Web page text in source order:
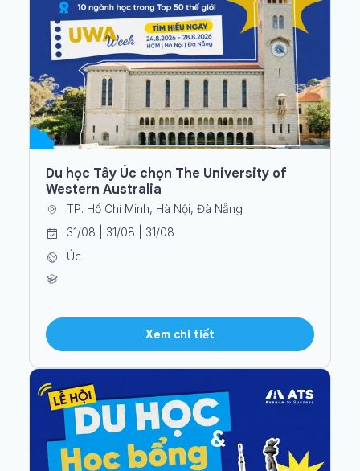
Du học Tây Úc chọn The University of
Western Australia
TP. Hồ Chí Minh, Hà Nội, Đà Nẵng
31/08 | 31/08 | 31/08
Úc
Xem chi tiết